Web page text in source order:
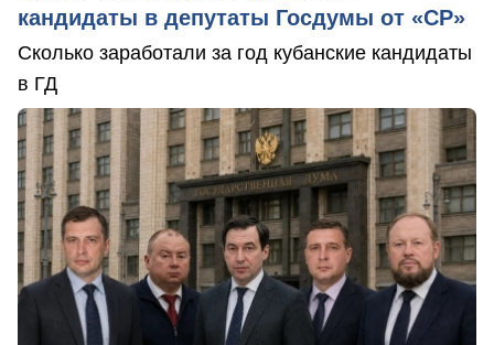
кандидаты в депутаты Госдумы от «СР»
Сколько заработали за год кубанские кандидаты
в ГД